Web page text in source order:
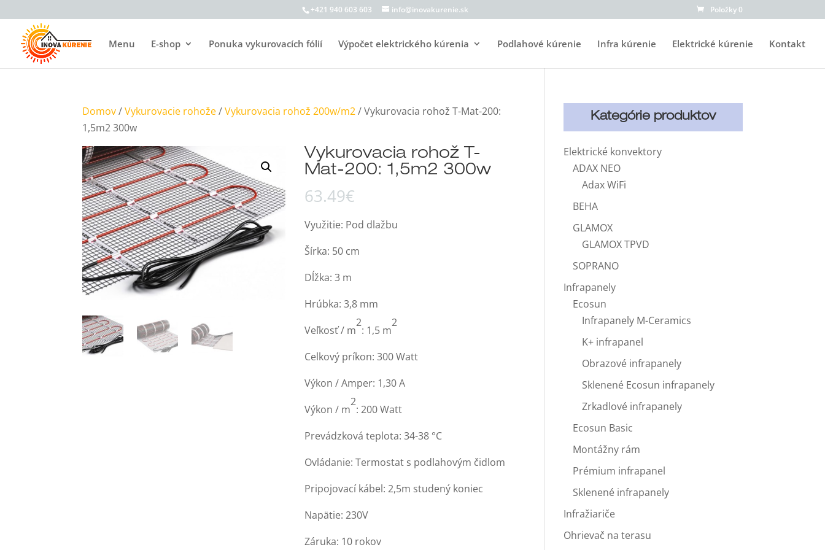
+421 940 603 603 info@inovakurenie.sk Položky 0
Menu E-shop Ponuka vykurovacích fólií Výpočet elektrického kúrenia Podlahové kúrenie Infra kúrenie Elektrické kúrenie Kontakt
Domov/Vykurovacie rohože/Vykurovacia rohož 200w/m2/ Vykurovacia rohož T-Mat-200:
1,5m2 300w
Vykurovacia rohož T-
Mat-200: 1,5m2 300w
63.49€
Využitie: Pod dlažbu
Šírka: 50 cm
Dĺžka: 3 m
Hrúbka: 3,8 mm
Veľkosť / m
2
: 1,5 m
2
Celkový príkon: 300 Watt
Výkon / Amper: 1,30 A
Výkon / m
2
: 200 Watt
Prevádzková teplota: 34-38 °C
Ovládanie: Termostat s podlahovým čidlom
Pripojovací kábel: 2,5m studený koniec
Napätie: 230V
Záruka: 10 rokov
Kategórie produktov
Elektrické konvektory
ADAX NEO
Adax WiFi
BEHA
GLAMOX
GLAMOX TPVD
SOPRANO
Infrapanely
Ecosun
Infrapanely M-Ceramics
K+ infrapanel
Obrazové infrapanely
Sklenené Ecosun infrapanely
Zrkadlové infrapanely
Ecosun Basic
Montážny rám
Prémium infrapanel
Sklenené infrapanely
Infražiariče
Ohrievač na terasu